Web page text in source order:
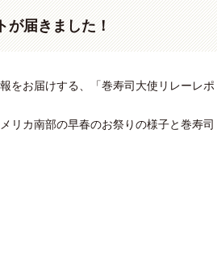
が届きました！
をお届けする、「巻寿司大使リレーレポ
リカ南部の早春のお祭りの様子と巻寿司